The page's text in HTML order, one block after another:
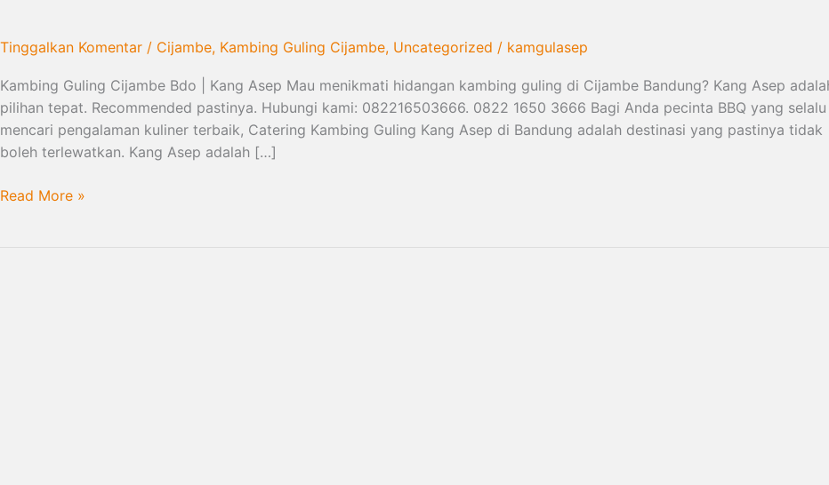
Tinggalkan Komentar / Cijambe, Kambing Guling Cijambe, Uncategorized / kamgulasep
Kambing Guling Cijambe Bdo | Kang Asep Mau menikmati hidangan kambing guling di Cijambe Bandung? Kang Asep
pilihan tepat. Recommended pastinya. Hubungi kami: 082216503666. 0822 1650 3666 Bagi Anda pecinta BBQ yang selalu
mencari pengalaman kuliner terbaik, Catering Kambing Guling Kang Asep di Bandung adalah destinasi yang pastinya tidak
boleh terlewatkan. Kang Asep adalah […]
|
Asep
|
082216503666
Read More »